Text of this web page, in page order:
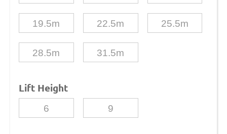
19.5m 22.5m 25.5m
28.5m 31.5m
Lift Height
6 9